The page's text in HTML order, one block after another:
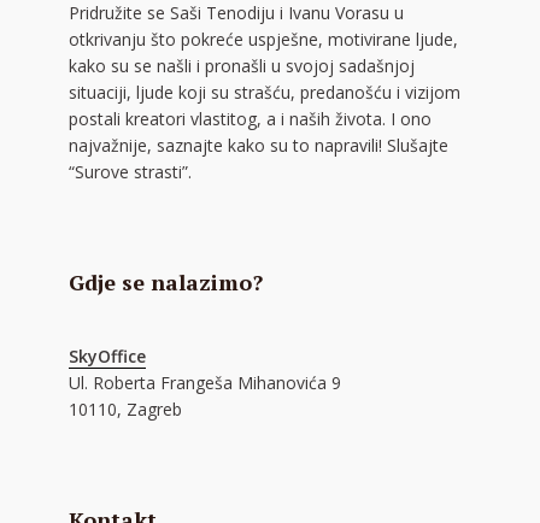
Pridružite se Saši Tenodiju i Ivanu Vorasu u
otkrivanju što pokreće uspješne, motivirane ljude,
kako su se našli i pronašli u svojoj sadašnjoj
situaciji, ljude koji su strašću, predanošću i vizijom
postali kreatori vlastitog, a i naših života. I ono
najvažnije, saznajte kako su to napravili! Slušajte
“Surove strasti”.
Gdje se nalazimo?
SkyOffice
Ul. Roberta Frangeša Mihanovića 9
10110, Zagreb